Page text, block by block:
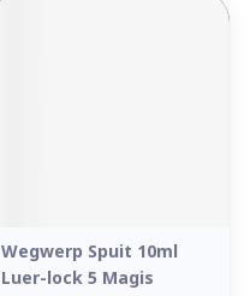
Wegwerp Spuit 10ml
Luer-lock 5 Magis